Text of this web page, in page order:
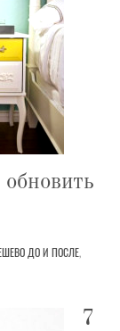
ДО И ПОСЛЕ,
7